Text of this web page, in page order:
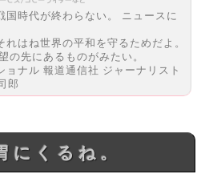
国時代が終わらない。 ニュースに
はね世界の平和を守るためだよ。
の先にあるものがみたい。
ナル 報道通信社 ジャーナリスト
郎
にくるね。